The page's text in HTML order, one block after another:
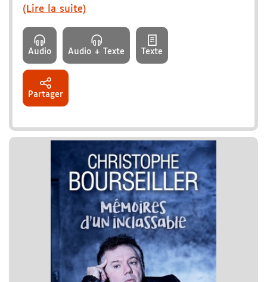
(Lire la suite)
Audio Audio + Texte Texte
Partager